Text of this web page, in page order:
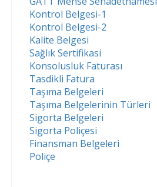
Kontrol Belgesi-1
Kontrol Belgesi-2
Kalite Belgesi
Sağlık Sertifikasi
Konsolusluk Faturası
Tasdikli Fatura
Taşıma Belgeleri
Taşıma Belgelerinin Türleri
Sigorta Belgeleri
Sigorta Poliçesi
Finansman Belgeleri
Poliçe